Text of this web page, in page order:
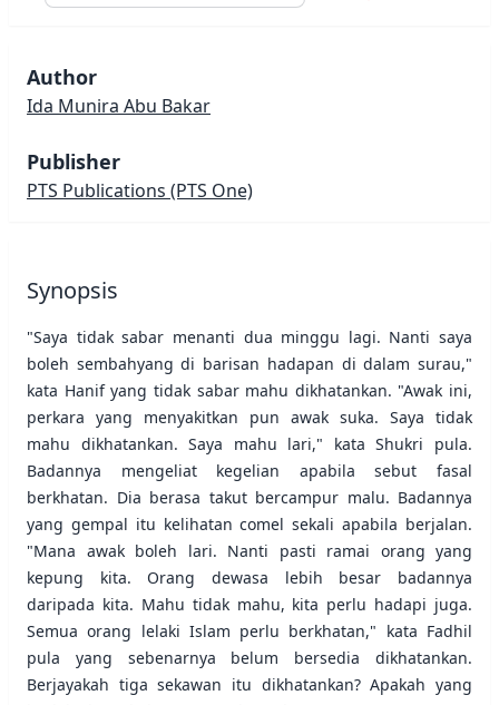
Author
Ida Munira Abu Bakar
Publisher
PTS Publications (PTS One)
Synopsis
"Saya tidak sabar menanti dua minggu lagi. Nanti saya
boleh sembahyang di barisan hadapan di dalam surau,"
kata Hanif yang tidak sabar mahu dikhatankan. "Awak ini,
perkara yang menyakitkan pun awak suka. Saya tidak
mahu dikhatankan. Saya mahu lari," kata Shukri pula.
Badannya mengeliat kegelian apabila sebut fasal
berkhatan. Dia berasa takut bercampur malu. Badannya
yang gempal itu kelihatan comel sekali apabila berjalan.
"Mana awak boleh lari. Nanti pasti ramai orang yang
kepung kita. Orang dewasa lebih besar badannya
daripada kita. Mahu tidak mahu, kita perlu hadapi juga.
Semua orang lelaki Islam perlu berkhatan," kata Fadhil
pula yang sebenarnya belum bersedia dikhatankan.
Berjayakah tiga sekawan itu dikhatankan? Apakah yang